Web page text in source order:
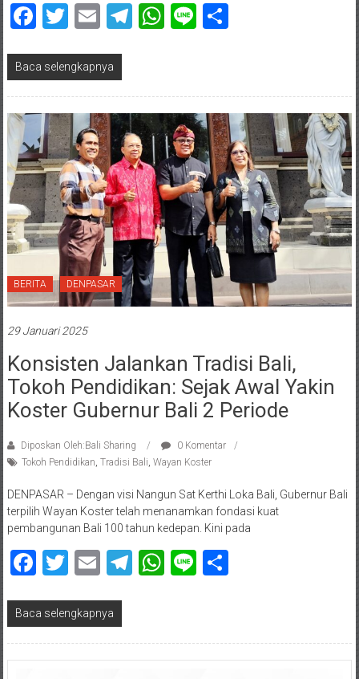
Facebook
Twitter
EmailTelegram
WhatsApp
LineShare
Baca selengkapnya
BERITA DENPASAR
29 Januari 2025
Konsisten Jalankan Tradisi Bali,
Tokoh Pendidikan: Sejak Awal Yakin
Koster Gubernur Bali 2 Periode
Diposkan Oleh:Bali Sharing
0 Komentar
Tokoh Pendidikan Tradisi Bali Wayan Koster
DENPASAR – Dengan visi Nangun Sat Kerthi Loka Bali, Gubernur Bali
terpilih Wayan Koster telah menanamkan fondasi kuat
pembangunan Bali 100 tahun kedepan. Kini pada
Facebook
Twitter
EmailTelegram
WhatsApp
LineShare
Baca selengkapnya